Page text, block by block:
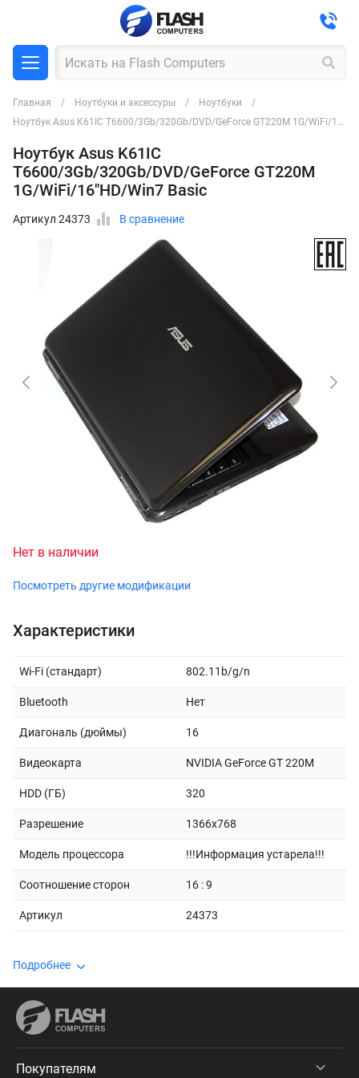
Главная Ноутбуки и аксессуры
Ноутбуки
Ноутбук Asus K61IC T6600/3Gb/320Gb/DVD/GeForce GT220M 1G/WiFi/16"HD/Win7 Basic
Ноутбук Asus K61IC
T6600/3Gb/320Gb/DVD/GeForce GT220M
1G/WiFi/16"HD/Win7 Basic
Артикул 24373 В сравнение
Нет в наличии
Посмотреть другие модификации
Характеристики
Wi-Fi (стандарт) 802.11b/g/n
Bluetooth Нет
Диагональ (дюймы) 16
Видеокарта NVIDIA GeForce GT 220M
HDD (ГБ) 320
Разрешение 1366x768
Модель процессора !!!Информация устарела!!!
Соотношение сторон 16 : 9
Артикул 24373
Подробнее
Покупателям